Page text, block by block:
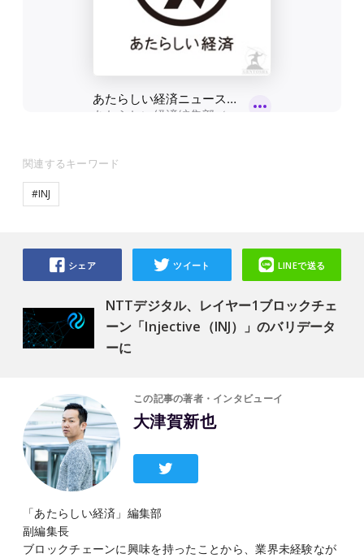
関連するキーワード
#INJ
NTTデジタル、レイヤー1ブロックチェ
ーン「Injective（INJ）」のバリデータ
ーに
シェア ツイート LINEで送る
この記事の著者・インタビューイ
大津賀新也
「あたらしい経済」編集部
副編集長
ブロックチェーンに興味を持ったことから、業界未経験なが